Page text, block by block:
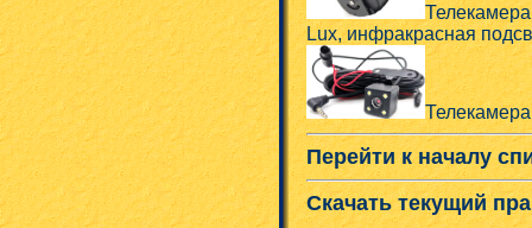
Lux, инфракрасная
Перейти к началу
Скачать текущий